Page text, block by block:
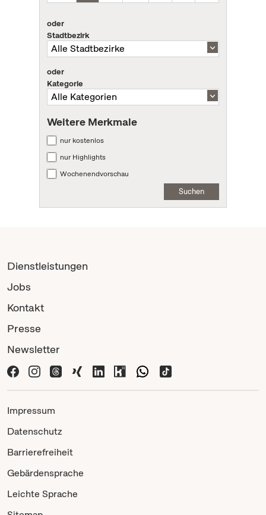
oder
Stadtbezirk
oder
Kategorie
Weitere Merkmale
nur kostenlos
nur Highlights
Wochenendvorschau
Suchen
Dienstleistungen
Jobs
Kontakt
Presse
Newsletter
Impressum
Datenschutz
Barrierefreiheit
Gebärdensprache
Leichte Sprache